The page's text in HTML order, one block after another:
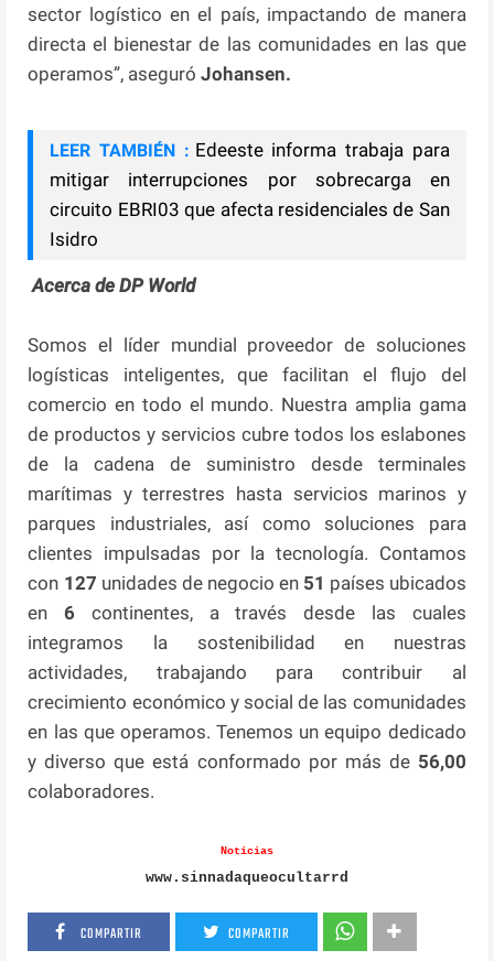
sector logístico en el país, impactando de manera
directa el bienestar de las comunidades en las que
operamos”, aseguróJohansen.
LEER TAMBIÉN : Edeeste informa trabaja para
mitigar interrupciones por sobrecarga en
circuito EBRI03 que afecta residenciales de San
Isidro
Acerca de DP World
Somos el líder mundial proveedor de soluciones
logísticas inteligentes, que facilitan el flujo del
comercio en todo el mundo. Nuestra amplia gama
de productos y servicios cubre todos los eslabones
de la cadena de suministro desde terminales
marítimas y terrestres hasta servicios marinos y
parques industriales, así como soluciones para
clientes impulsadas por la tecnología. Contamos
con 127 unidades de negocio en 51 países ubicados
en 6 continentes, a través desde las cuales
integramos la sostenibilidad en nuestras
actividades, trabajando para contribuir al
crecimiento económico y social de las comunidades
en las que operamos. Tenemos un equipo dedicado
y diverso que está conformado por más de56,00
colaboradores.
Noticias
www.sinnadaqueocultarrd
COMPARTIR COMPARTIR